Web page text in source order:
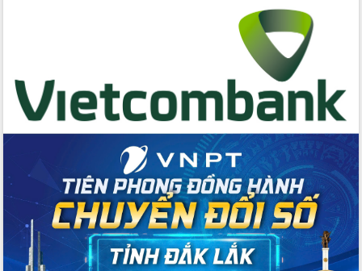
Tổ chức trang trọng Lễ hội Đền thờ
Lương Văn Chánh năm 2026
Phó Bí thư Tỉnh ủy Đắk Lắk Đỗ Hữu
Huy giữ chức Bí thư Đảng ủy Ủy Ban
Bệnh án điện tử thúc đẩy chuyển đổi
số y tế tại Đắk Lắk
Chuyển đổi số thư viện: Mở rộng
không gian tri thức trong thời đại số
Đánh giá, rút kinh nghiệm công tác tổ
chức diễn tập trước ngày bầu cử